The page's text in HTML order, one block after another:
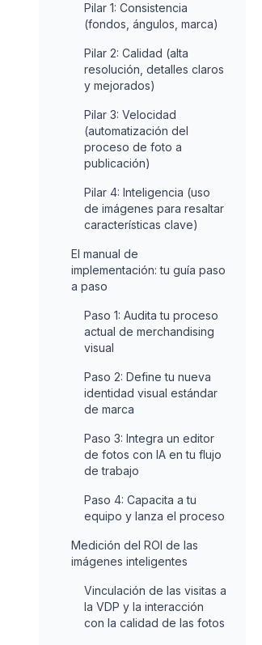
Pilar 1: Consistencia
(fondos, ángulos, marca)
Pilar 2: Calidad (alta
resolución, detalles claros
y mejorados)
Pilar 3: Velocidad
(automatización del
proceso de foto a
publicación)
Pilar 4: Inteligencia (uso
de imágenes para resaltar
características clave)
El manual de
implementación: tu guía paso
a paso
Paso 1: Audita tu proceso
actual de merchandising
visual
Paso 2: Define tu nueva
identidad visual estándar
de marca
Paso 3: Integra un editor
de fotos con IA en tu flujo
de trabajo
Paso 4: Capacita a tu
equipo y lanza el proceso
Medición del ROI de las
imágenes inteligentes
Vinculación de las visitas a
la VDP y la interacción
con la calidad de las fotos